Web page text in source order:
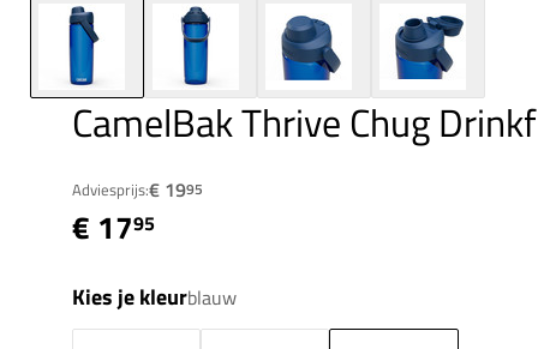
CamelBak Thrive Chug
Adviesprijs:€ 1995
€ 1795
Kies je kleurblauw